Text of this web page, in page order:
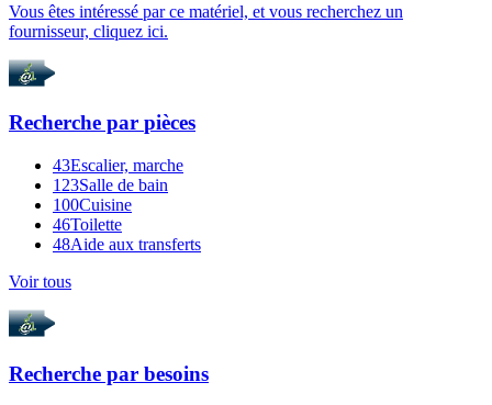
Vous êtes intéressé par ce matériel, et vous recherchez un
fournisseur, cliquez ici.
Recherche par pièces
43Escalier, marche
123Salle de bain
100Cuisine
46Toilette
48Aide aux transferts
Voir tous
Recherche par besoins